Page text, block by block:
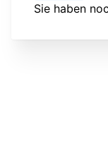
Sie haben